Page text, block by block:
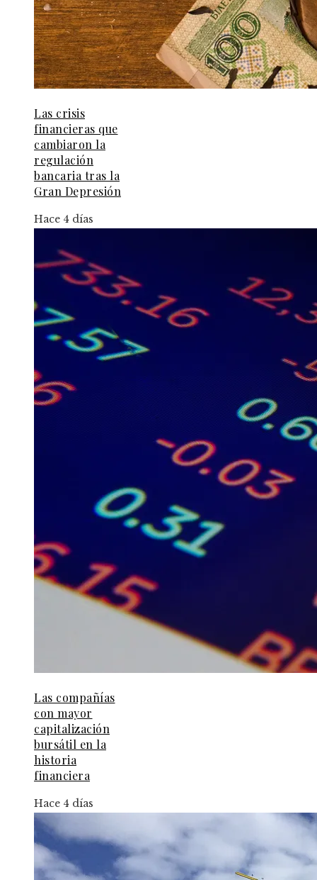
Las crisis
financieras que
cambiaron la
regulación
bancaria tras la
Gran Depresión
Hace 4 días
Las compañías
con mayor
capitalización
bursátil en la
historia
financiera
Hace 4 días